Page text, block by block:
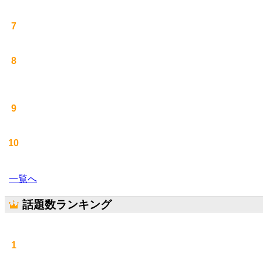
7
8
9
10
一覧へ
話題数ランキング
1